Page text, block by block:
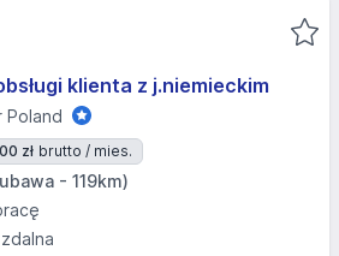
klienta z j.niemieckim
Poland
zł brutto / mies.
- 119km)